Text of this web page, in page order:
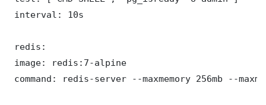
interval: 10s
redis:
image: redis:7-alpine
command: redis-server --maxmemory 256mb --